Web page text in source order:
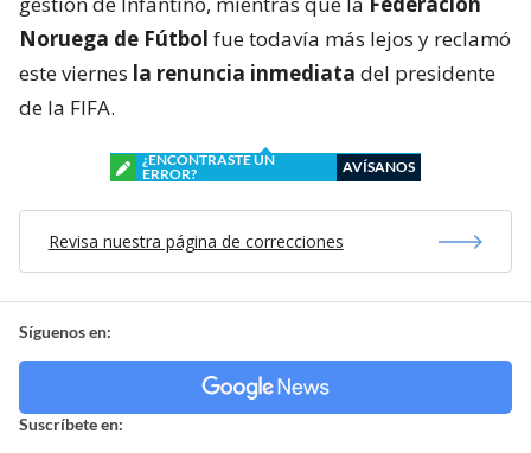
Noruega de Fútbol fue todavía más lejos y reclamó
este viernes la renuncia inmediata del presidente
de la FIFA.
¿ENCONTRASTE UN
ERROR?
AVÍSANOS
Revisa nuestra página de correcciones
Síguenos en:
Suscríbete en: